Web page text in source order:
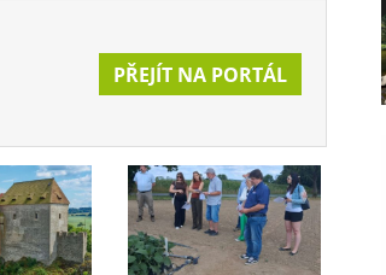
PŘEJÍT NA PORTÁL